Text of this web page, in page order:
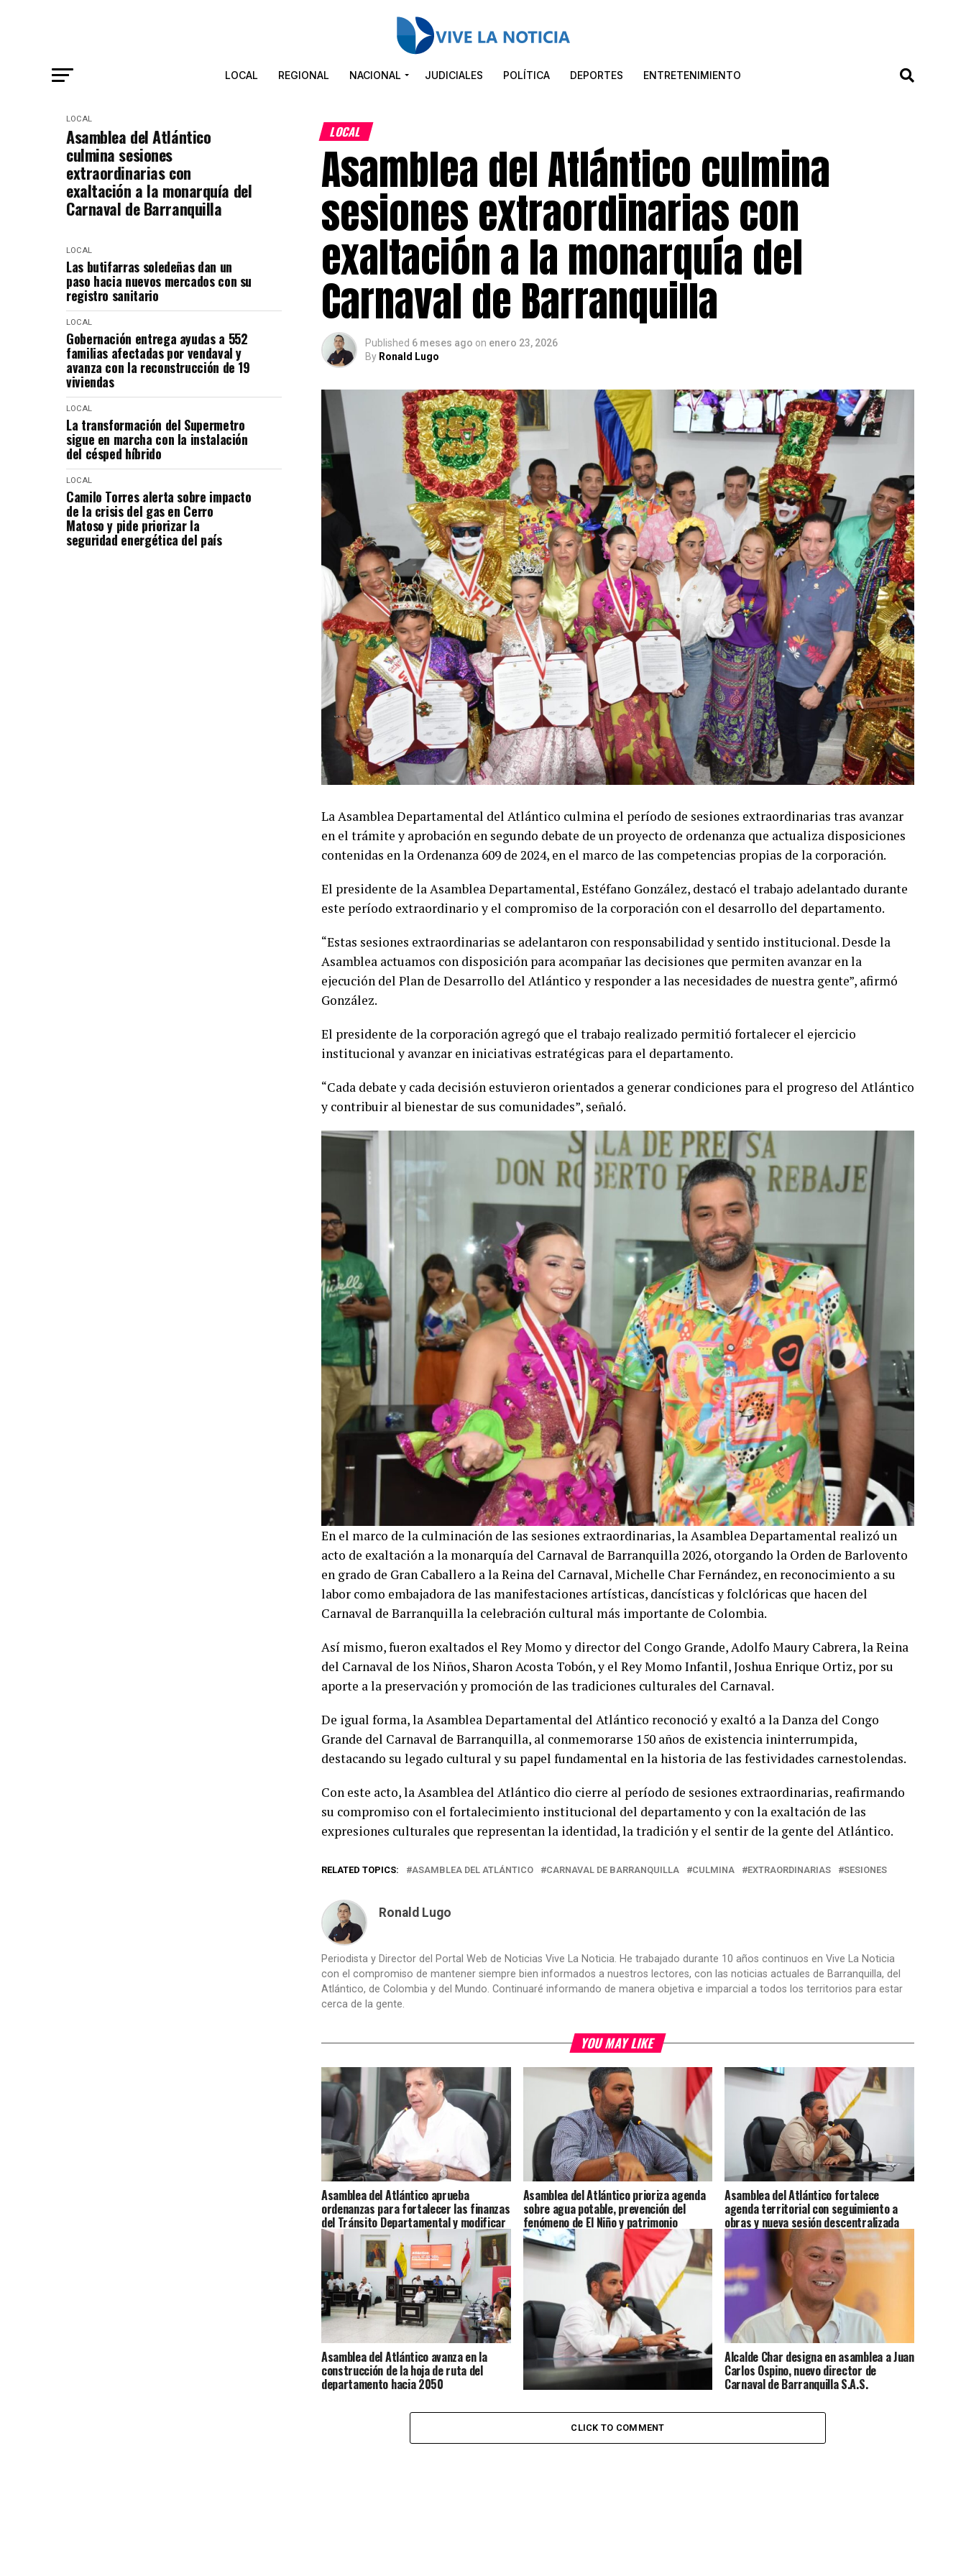
LOCAL REGIONAL NACIONAL JUDICIALES POLÍTICA DEPORTES ENTRETENIMIENTO
LOCAL
Asamblea del Atlántico
culmina sesiones
extraordinarias con
exaltación a la monarquía del
Carnaval de Barranquilla
LOCAL
Las butifarras soledeñas dan un
paso hacia nuevos mercados con su
registro sanitario
LOCAL
Gobernación entrega ayudas a 552
familias afectadas por vendaval y
avanza con la reconstrucción de 19
viviendas
LOCAL
La transformación del Supermetro
sigue en marcha con la instalación
del césped híbrido
LOCAL
Camilo Torres alerta sobre impacto
de la crisis del gas en Cerro
Matoso y pide priorizar la
seguridad energética del país
LOCAL
Asamblea del Atlántico culmina
sesiones extraordinarias con
exaltación a la monarquía del
Carnaval de Barranquilla
Published 6 meses ago on enero 23, 2026
By Ronald Lugo
La Asamblea Departamental del Atlántico culmina el período de sesiones extraordinarias tras avanzar
en el trámite y aprobación en segundo debate de un proyecto de ordenanza que actualiza disposiciones
contenidas en la Ordenanza 609 de 2024, en el marco de las competencias propias de la corporación.
El presidente de la Asamblea Departamental, Estéfano González, destacó el trabajo adelantado durante
este período extraordinario y el compromiso de la corporación con el desarrollo del departamento.
“Estas sesiones extraordinarias se adelantaron con responsabilidad y sentido institucional. Desde la
Asamblea actuamos con disposición para acompañar las decisiones que permiten avanzar en la
ejecución del Plan de Desarrollo del Atlántico y responder a las necesidades de nuestra gente”, afirmó
González.
El presidente de la corporación agregó que el trabajo realizado permitió fortalecer el ejercicio
institucional y avanzar en iniciativas estratégicas para el departamento.
“Cada debate y cada decisión estuvieron orientados a generar condiciones para el progreso del Atlántico
y contribuir al bienestar de sus comunidades”, señaló.
En el marco de la culminación de las sesiones extraordinarias, la Asamblea Departamental realizó un
acto de exaltación a la monarquía del Carnaval de Barranquilla 2026, otorgando la Orden de Barlovento
en grado de Gran Caballero a la Reina del Carnaval, Michelle Char Fernández, en reconocimiento a su
labor como embajadora de las manifestaciones artísticas, dancísticas y folclóricas que hacen del
Carnaval de Barranquilla la celebración cultural más importante de Colombia.
Así mismo, fueron exaltados el Rey Momo y director del Congo Grande, Adolfo Maury Cabrera, la Reina
del Carnaval de los Niños, Sharon Acosta Tobón, y el Rey Momo Infantil, Joshua Enrique Ortiz, por su
aporte a la preservación y promoción de las tradiciones culturales del Carnaval.
De igual forma, la Asamblea Departamental del Atlántico reconoció y exaltó a la Danza del Congo
Grande del Carnaval de Barranquilla, al conmemorarse 150 años de existencia ininterrumpida,
destacando su legado cultural y su papel fundamental en la historia de las festividades carnestolendas.
Con este acto, la Asamblea del Atlántico dio cierre al período de sesiones extraordinarias, reafirmando
su compromiso con el fortalecimiento institucional del departamento y con la exaltación de las
expresiones culturales que representan la identidad, la tradición y el sentir de la gente del Atlántico.
RELATED TOPICS: ASAMBLEA DEL ATLÁNTICO CARNAVAL DE BARRANQUILLA CULMINA EXTRAORDINARIAS SESIONES
Ronald Lugo
Periodista y Director del Portal Web de Noticias Vive La Noticia. He trabajado durante 10 años continuos en Vive La Noticia
con el compromiso de mantener siempre bien informados a nuestros lectores, con las noticias actuales de Barranquilla, del
Atlántico, de Colombia y del Mundo. Continuaré informando de manera objetiva e imparcial a todos los territorios para estar
cerca de la gente.
YOU MAY LIKE
Asamblea del Atlántico aprueba
ordenanzas para fortalecer las finanzas
del Tránsito Departamental y modificar
el presupuesto de 2026
Asamblea del Atlántico prioriza agenda
sobre agua potable, prevención del
fenómeno de El Niño y patrimonio
público
Asamblea del Atlántico fortalece
agenda territorial con seguimiento a
obras y nueva sesión descentralizada
Asamblea del Atlántico avanza en la
construcción de la hoja de ruta del
departamento hacia 2050
con seguimiento a obras y sesiones
descentralizadas
Alcalde Char designa en asamblea a Juan
Carlos Ospino, nuevo director de
Carnaval de Barranquilla S.A.S.
CLICK TO COMMENT